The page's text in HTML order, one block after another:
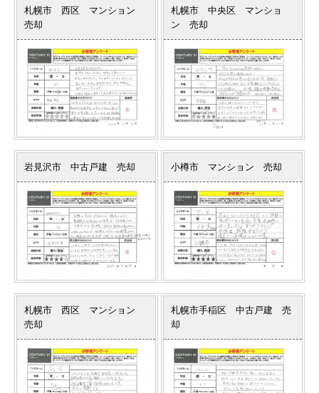
札幌市 西区 マンション
売却
札幌市 中央区 マンショ
ン 売却
岩見沢市 中古戸建 売却 小樽市 マンション 売却
札幌市 西区 マンション
売却
札幌市手稲区 中古戸建 売
却